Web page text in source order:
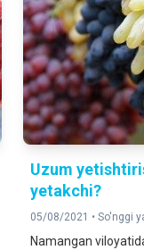
Uzum
yetakchi?
05/08/2021 •So'nggi
Namangan